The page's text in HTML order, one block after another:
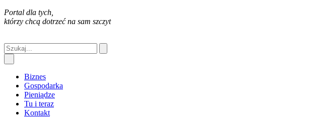
Portal dla tych,
którzy chcą dotrzeć na sam szczyt
Biznes
Gospodarka
Pieniądze
Tu i teraz
Kontakt